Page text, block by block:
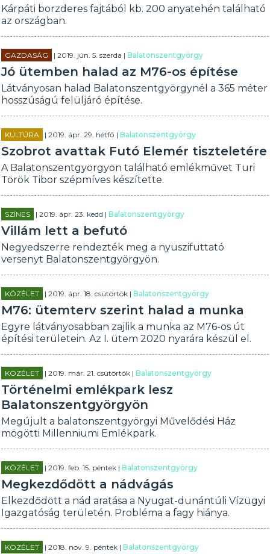
Kárpáti borzderes fajtából kb. 200 anyatehén található
az országban.
GAZDASÁG | 2019. jún. 5. szerda |Balatonszentgyörgy
Jó ütemben halad az M76-os építése
Látványosan halad Balatonszentgyörgynél a 365 méter
hosszúságú felüljáró építése.
KULTÚRA | 2019. ápr. 29. hétfő |Balatonszentgyörgy
Szobrot avattak Futó Elemér tiszteletére
A Balatonszentgyörgyön található emlékművet Turi
Török Tibor szépmíves készítette.
SZÍNES | 2019. ápr. 23. kedd |Balatonszentgyörgy
Villám lett a befutó
Negyedszerre rendezték meg a nyuszifuttató
versenyt Balatonszentgyörgyön.
KÖZÉLET | 2019. ápr. 18. csütörtök |Balatonszentgyörgy
M76: ütemterv szerint halad a munka
Egyre látványosabban zajlik a munka az M76-os út
építési területein. Az I. ütem 2020 nyarára készül el.
KÖZÉLET | 2019. már. 21. csütörtök |Balatonszentgyörgy
Történelmi emlékpark lesz
Balatonszentgyörgyön
Megújult a balatonszentgyörgyi Művelődési Ház
mögötti Millenniumi Emlékpark.
KÖZÉLET | 2019. feb. 15. péntek |Balatonszentgyörgy
Megkezdődött a nádvágás
Elkezdődött a nád aratása a Nyugat-dunántúli Vízügyi
Igazgatóság területén. Probléma a fagy hiánya.
KÖZÉLET | 2018. nov. 9. péntek |Balatonszentgyörgy